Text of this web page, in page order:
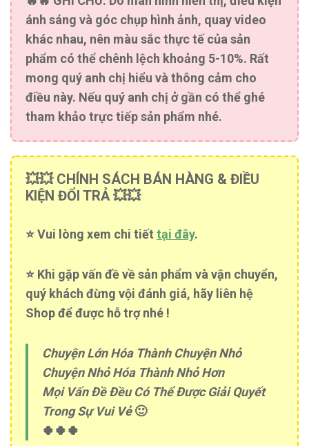
ánh sáng và góc chụp hình ảnh, quay video
khác nhau, nên màu sắc thực tế của sản
phẩm có thể chênh lệch khoảng 5-10%. Rất
mong quý anh chị hiểu và thông cảm cho
điều này. Nếu quý anh chị ở gần có thể ghé
tham khảo trực tiếp sản phẩm nhé.
💥💥 CHÍNH SÁCH BÁN HÀNG & ĐIỀU
KIỆN ĐỔI TRẢ 💥💥
⭐️ Vui lòng xem chi tiết tại đây.
⭐️ Khi gặp vấn đề về sản phẩm và vận chuyển,
quý khách đừng vội đánh giá, hãy liên hệ
Shop để được hỗ trợ nhé !
Chuyện Lớn Hóa Thành Chuyện Nhỏ
Chuyện Nhỏ Hóa Thành Nhỏ Hơn
Mọi Vấn Đề Đều Có Thể Được Giải Quyết
Trong Sự Vui Vẻ🙂
🍀🍀🍀